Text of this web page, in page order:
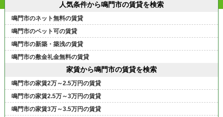
人気条件から鳴門市の賃貸を検索
鳴門市のネット無料の賃貸
鳴門市のペット可の賃貸
鳴門市の新築・築浅の賃貸
鳴門市の敷金礼金無料の賃貸
家賃から鳴門市の賃貸を検索
鳴門市の家賃2万～2.5万円の賃貸
鳴門市の家賃2.5万～3万円の賃貸
鳴門市の家賃3万～3.5万円の賃貸